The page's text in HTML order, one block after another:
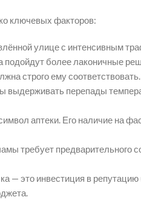
ключевых факторов:
улице с интенсивным
подойдут более лаконичные
строго ему
перепады
аптеки. Его наличие на
требует предварительного
— это инвестиция в